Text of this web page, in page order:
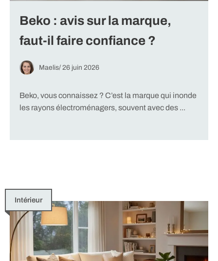
Beko : avis sur la marque,
faut-il faire confiance ?
Maelis/ 26 juin 2026
Beko, vous connaissez ? C’est la marque qui inonde
les rayons électroménagers, souvent avec des ...
Intérieur